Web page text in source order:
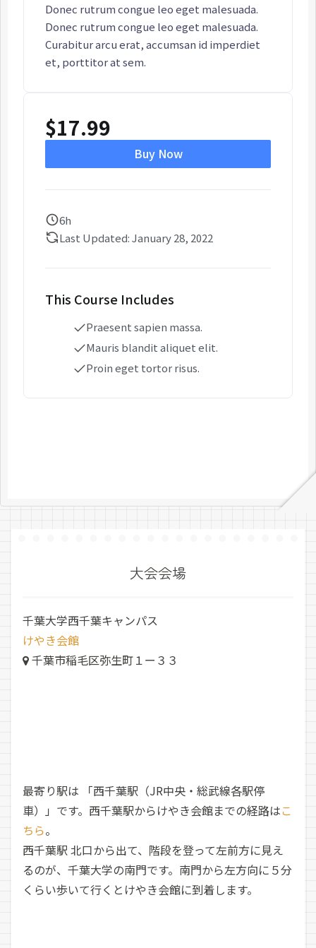
Donec rutrum congue leo eget malesuada.
Donec rutrum congue leo eget malesuada.
Curabitur arcu erat, accumsan id imperdiet
et, porttitor at sem.
$17.99
Buy Now
6h
Last Updated: January 28, 2022
This Course Includes
Praesent sapien massa.
Mauris blandit aliquet elit.
Proin eget tortor risus.
大会会場
千葉大学西千葉キャンパス
けやき会館
千葉市稲毛区弥生町１ー３３
最寄り駅は 「西千葉駅（JR中央・総武線各駅停
車）」です。西千葉駅からけやき会館までの経路はこ
ちら。
西千葉駅 北口から出て、階段を登って左前方に見え
るのが、千葉大学の南門です。南門から左方向に５分
くらい歩いて行くとけやき会館に到着します。